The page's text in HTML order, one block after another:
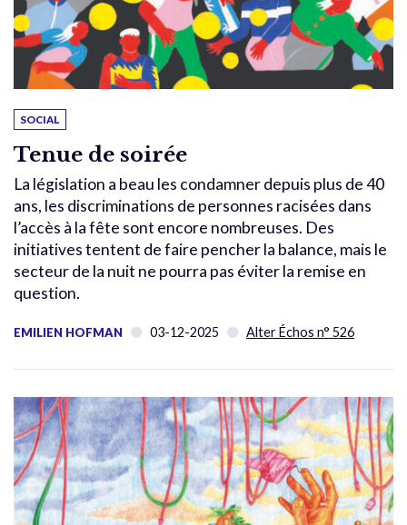
SOCIAL
Tenue de soirée
La législation a beau les condamner depuis plus de 40
ans, les discriminations de personnes racisées dans
l’accès à la fête sont encore nombreuses. Des
initiatives tentent de faire pencher la balance, mais le
secteur de la nuit ne pourra pas éviter la remise en
question.
EMILIEN HOFMAN 03-12-2025 Alter Échos n° 526